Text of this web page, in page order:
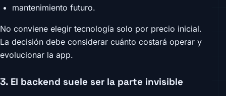
mantenimiento futuro.
No conviene elegir tecnología solo por precio inicial.
La decisión debe considerar cuánto costará operar y
evolucionar la app.
3. El backend suele ser la parte invisible